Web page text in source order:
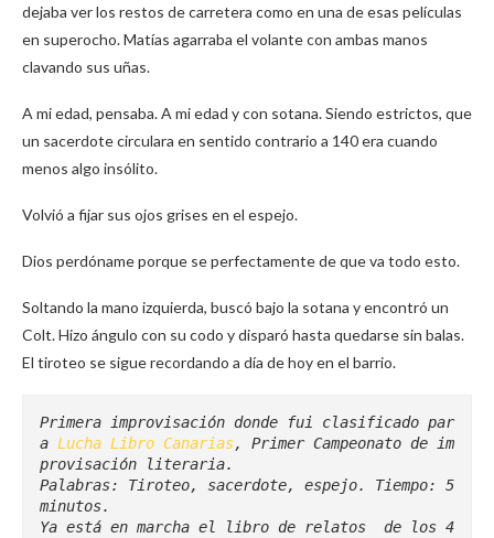
dejaba ver los restos de carretera como en una de esas películas
en superocho. Matías agarraba el volante con ambas manos
clavando sus uñas.
A mi edad, pensaba. A mi edad y con sotana. Siendo estrictos, que
un sacerdote circulara en sentido contrario a 140 era cuando
menos algo insólito.
Volvió a fijar sus ojos grises en el espejo.
Dios perdóname porque se perfectamente de que va todo esto.
Soltando la mano izquierda, buscó bajo la sotana y encontró un
Colt. Hizo ángulo con su codo y disparó hasta quedarse sin balas.
El tiroteo se sigue recordando a día de hoy en el barrio.
Primera improvisación donde fui clasificado par
a Lucha Libro Canarias, Primer Campeonato de im
provisación literaria.
Palabras: Tiroteo, sacerdote, espejo. Tiempo: 5
minutos.
Ya está en marcha el libro de relatos  de los 4